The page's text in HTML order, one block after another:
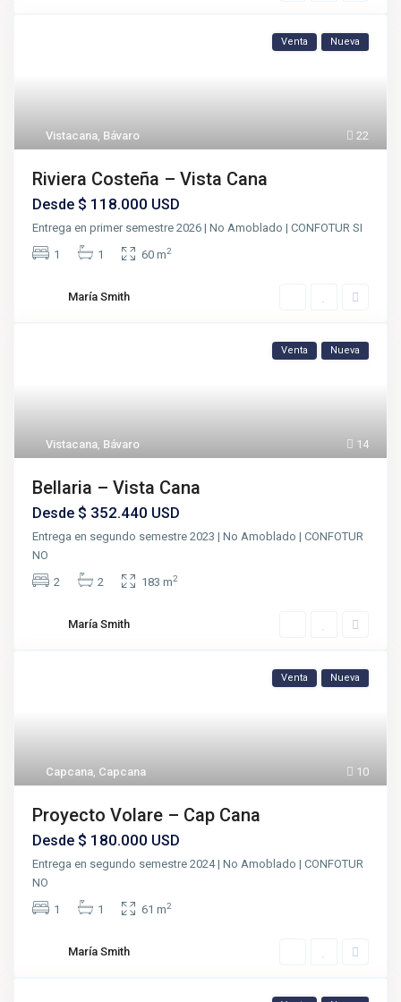
22
Vistacana, Bávaro
Venta Nueva
Riviera Costeña – Vista Cana
Desde $ 118.000 USD
Entrega en primer semestre 2026 | No Amoblado | CONFOTUR SI
1
1 60 m2
María Smith
14
Vistacana, Bávaro
Venta Nueva
Bellaria – Vista Cana
Desde $ 352.440 USD
Entrega en segundo semestre 2023 | No Amoblado | CONFOTUR
NO
2
2 183 m2
María Smith
10
Capcana, Capcana
Venta Nueva
Proyecto Volare – Cap Cana
Desde $ 180.000 USD
Entrega en segundo semestre 2024 | No Amoblado | CONFOTUR
NO
1
1 61 m2
María Smith